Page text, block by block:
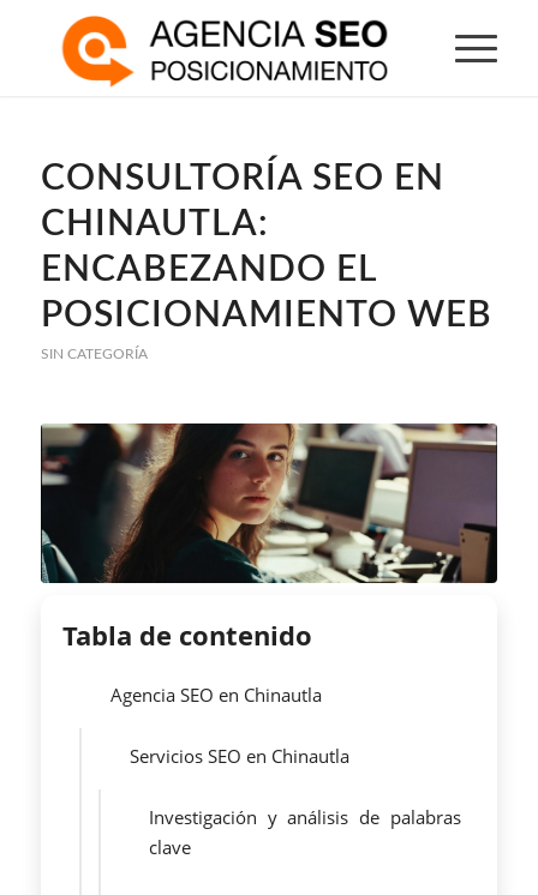
CONSULTORÍA SEO EN
CHINAUTLA:
ENCABEZANDO EL
POSICIONAMIENTO WEB
SIN CATEGORÍA
Tabla de contenido
Agencia SEO en Chinautla
Servicios SEO en Chinautla
Investigación y análisis de palabras
clave